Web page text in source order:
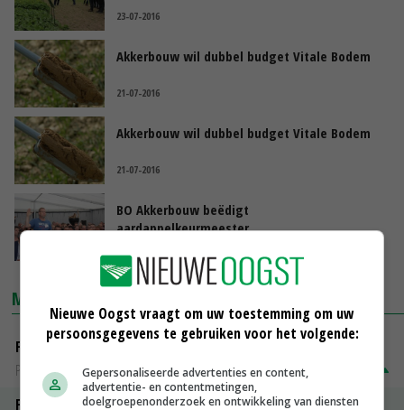
23-07-2016
Akkerbouw wil dubbel budget Vitale Bodem
21-07-2016
Akkerbouw wil dubbel budget Vitale Bodem
21-07-2016
BO Akkerbouw beëdigt
aardappelkeurmeester
MARKTPRIJZEN
Fontane
PotatoNL
€ 15,00
Fritesgeschikt NL Du Be
Nieuwe Oogst vraagt om uw toestemming om uw
persoonsgegevens te gebruiken voor het volgende:
Gepersonaliseerde advertenties en content,
advertentie- en contentmetingen,
doelgroepenonderzoek en ontwikkeling van diensten